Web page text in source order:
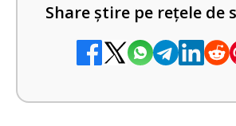
Share știre pe rețele de